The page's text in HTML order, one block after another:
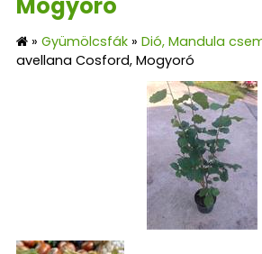
» Gyümölcsfák » Dió, Mandula
avellana Cosford, Mogyoró